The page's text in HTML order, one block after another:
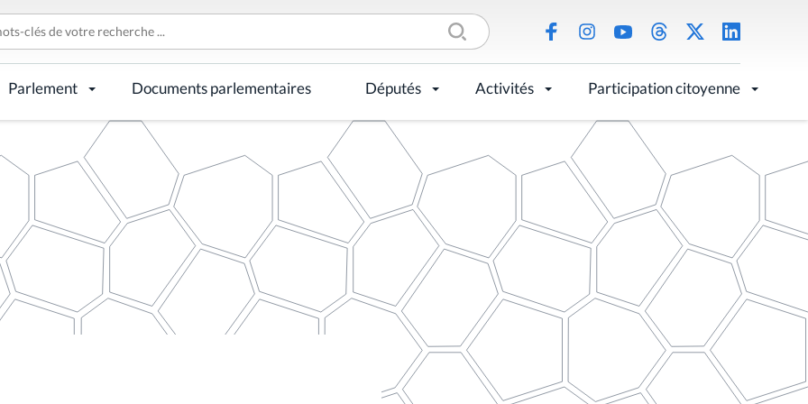
Parlement Documents parlementaires Députés Activités Participation citoyenne